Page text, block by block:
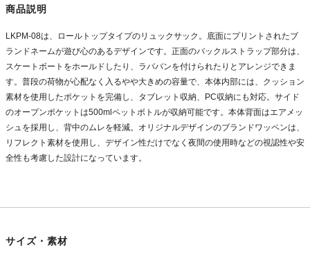
商品説明
LKPM-08は、ロールトップタイプのリュックサック。底面にプリントされたブ
ランドネームが遊び心のあるデザインです。正面のバックルストラップ部分は、
スケートボートをホールドしたり、ラババンを付けられたりとアレンジできま
す。普段の荷物が心配なく入るやや大きめの容量で、本体内部には、クッション
素材を使用したポケットを完備し、タブレット収納、PC収納にも対応。サイド
のオープンポケットは500mlペットボトルが収納可能です。本体背面はエアメッ
シュを採用し、背中のムレを軽減。オリジナルデザインのブランドワッペンは、
リフレクト素材を使用し、デザイン性だけでなく夜間の使用時などの視認性や安
全性も考慮した設計になっています。
サイズ・素材